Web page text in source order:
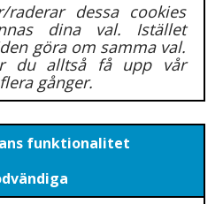
dessa cookies
dina val. Istället
göra om samma val.
du alltså få upp vår
gånger.
funktionalitet